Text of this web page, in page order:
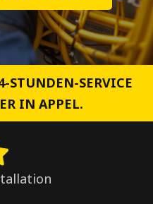
STUNDEN-SERVICE
IN APPEL.